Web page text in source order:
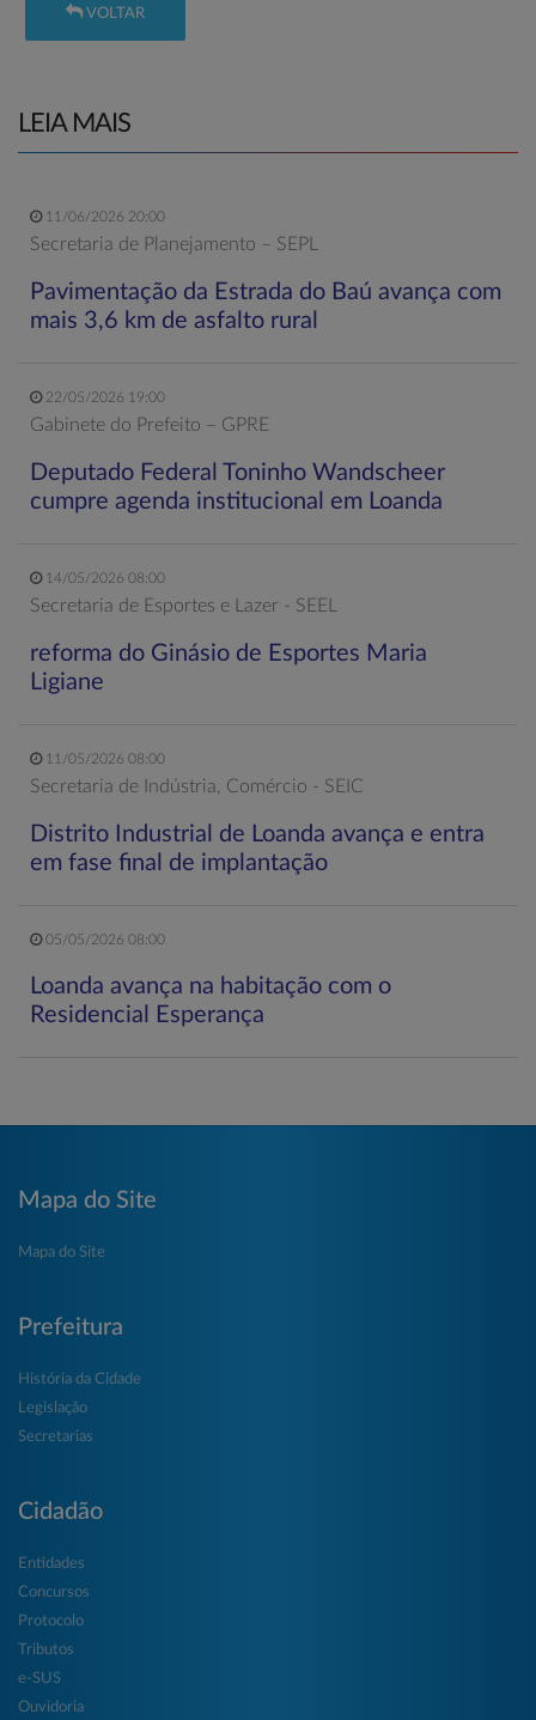
VOLTAR
LEIA MAIS
11/06/2026 20:00
Secretaria de Planejamento – SEPL
Pavimentação da Estrada do Baú avança com
mais 3,6 km de asfalto rural
22/05/2026 19:00
Gabinete do Prefeito – GPRE
Deputado Federal Toninho Wandscheer
cumpre agenda institucional em Loanda
14/05/2026 08:00
Secretaria de Esportes e Lazer - SEEL
reforma do Ginásio de Esportes Maria
Ligiane
11/05/2026 08:00
Secretaria de Indústria, Comércio - SEIC
Distrito Industrial de Loanda avança e entra
em fase final de implantação
05/05/2026 08:00
Loanda avança na habitação com o
Residencial Esperança
Mapa do Site
Mapa do Site
Prefeitura
História da Cidade
Legislação
Secretarias
Cidadão
Entidades
Concursos
Protocolo
Tributos
e-SUS
Ouvidoria